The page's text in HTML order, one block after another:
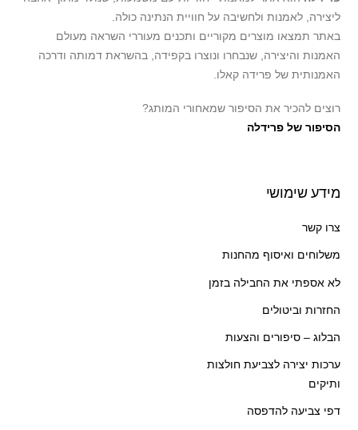
ליצירה, לאמנות ולחשיבה על חוויית הנתינה כולה.
באתר תמצאו מוצרים מקוריים ותכנים מעוררי השראה מעולם
האמנות והיצירה, שנבחרו ונוצרו בקפידה, בהשראת דמותה ודרכה
האמנותית של פרידה קאלו.
רוצים להכיר את הסיפור שמאחורי המותג?
הסיפור של פרידלה
מידע שימושי
צרו קשר
משלוחים ואיסוף מהחנות
לא אספתי את החבילה בזמן
החזרות וביטולים
הבלוג – סיפורים והצעות
ערכות יצירה לצביעת חולצות
ותיקים
דפי צביעה להדפסה